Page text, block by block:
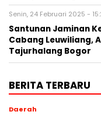
Senin, 24 Februari 2025 -
Santunan Jaminan
Cabang Leuwiliang,
Tajurhalang Bogor
BERITA TERBARU
Daerah